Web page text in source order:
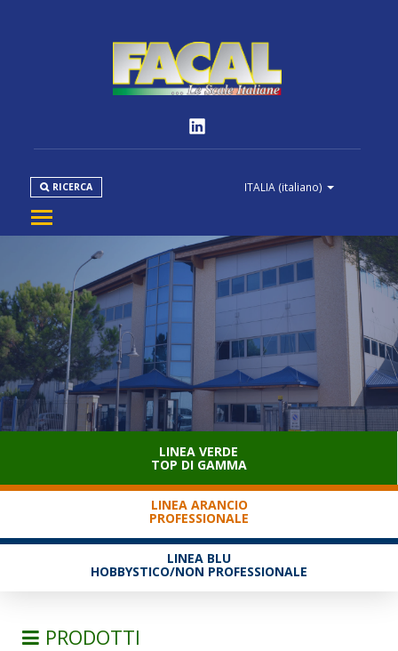
ITALIA (italiano)
RICERCA
PRODOTTI
NORMATIVE
MEDIA
DOWNLOAD
SERVIZIO CLIENTI
LINEA VERDE
TOP DI GAMMA
LINEA ARANCIO
PROFESSIONALE
LINEA BLU
HOBBYSTICO/NON PROFESSIONALE
PRODOTTI